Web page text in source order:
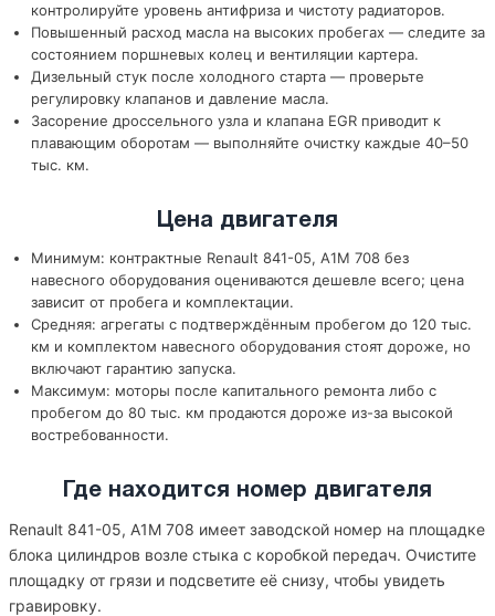
контролируйте уровень антифриза и чистоту радиаторов.
Повышенный расход масла на высоких пробегах — следите за
состоянием поршневых колец и вентиляции картера.
Дизельный стук после холодного старта — проверьте
регулировку клапанов и давление масла.
Засорение дроссельного узла и клапана EGR приводит к
плавающим оборотам — выполняйте очистку каждые 40–50
тыс. км.
Цена двигателя
Минимум: контрактные Renault 841-05, A1M 708 без
навесного оборудования оцениваются дешевле всего; цена
зависит от пробега и комплектации.
Средняя: агрегаты с подтверждённым пробегом до 120 тыс.
км и комплектом навесного оборудования стоят дороже, но
включают гарантию запуска.
Максимум: моторы после капитального ремонта либо с
пробегом до 80 тыс. км продаются дороже из-за высокой
востребованности.
Где находится номер двигателя
Renault 841-05, A1M 708 имеет заводской номер на площадке
блока цилиндров возле стыка с коробкой передач. Очистите
площадку от грязи и подсветите её снизу, чтобы увидеть
гравировку.